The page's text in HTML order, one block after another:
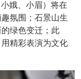
娥、小眉）将在
氛围；石景山生
绿色变迁；此
精彩表演为文化